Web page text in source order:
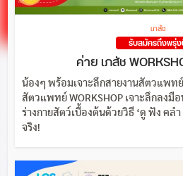
เภสัช
รับสมัครถึงพรุ่
ค่าย เภสัช
น้องๆ พร้อมเจาะลึกสายงานสัตวแพท
สัตวแพทย์ WORKSHOP เจาะลึกลงมื
ร่างกายสัตว์เบื้องต้นด้วยวิธี ‘ดู ฟัง คล
จริง!